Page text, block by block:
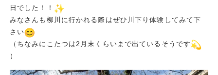
日でした！！
みなさんも柳川に行かれる際はぜひ川下り体験してみて下
さい
（ちなみにこたつは2月末くらいまで出ているそうです
）